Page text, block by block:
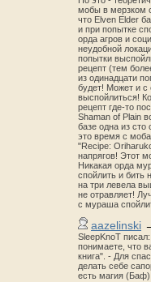
мобы в мерзком
что Elven Elder
и при попытке
орда агров и
неудобной
попытки
рецепт (тем
из одинадцати
будет! Может и с
выспойлиться!
рецепт где-то
Shaman of Plain
базе одна из сто
это время с
"Recipe:
напрягов! Этот
Никакая орда
спойлить и бить
на три левела
не отравляет!
с мураша
aazelinski
SleepKnoT
понимаете, что
книга". - Для
делать себе
есть магия (Баф)